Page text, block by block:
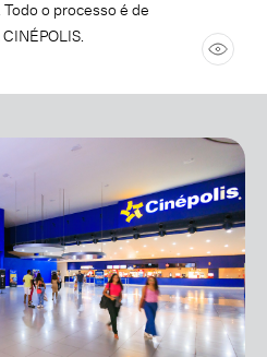
o processo é de